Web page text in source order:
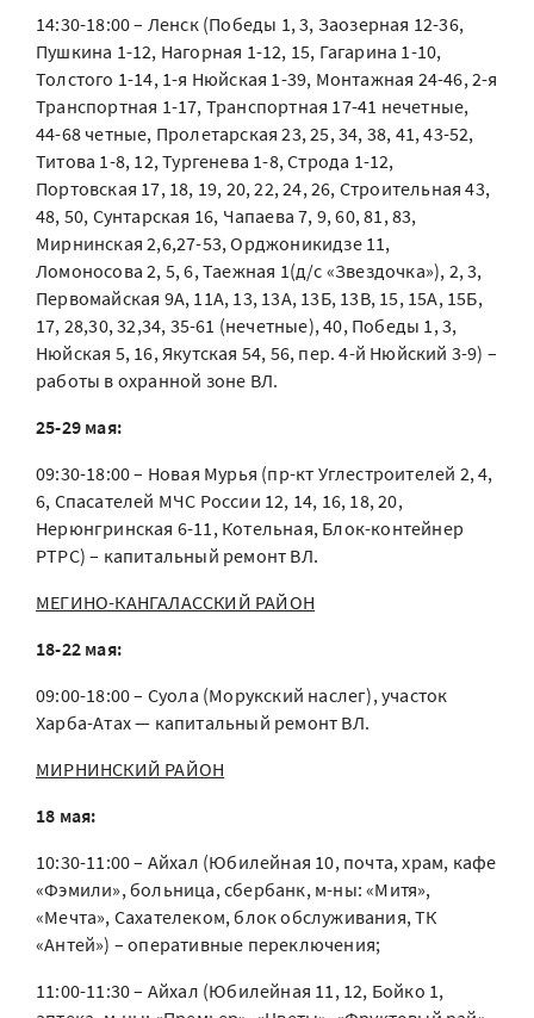
14:30-18:00 – Ленск (Победы 1, 3, Заозерная 12-36,
Пушкина 1-12, Нагорная 1-12, 15, Гагарина 1-10,
Толстого 1-14, 1-я Нюйская 1-39, Монтажная 24-46, 2-я
Транспортная 1-17, Транспортная 17-41 нечетные,
44-68 четные, Пролетарская 23, 25, 34, 38, 41, 43-52,
Титова 1-8, 12, Тургенева 1-8, Строда 1-12,
Портовская 17, 18, 19, 20, 22, 24, 26, Строительная 43,
48, 50, Сунтарская 16, Чапаева 7, 9, 60, 81, 83,
Мирнинская 2,6,27-53, Орджоникидзе 11,
Ломоносова 2, 5, 6, Таежная 1(д/с «Звездочка»), 2, 3,
Первомайская 9А, 11А, 13, 13А, 13Б, 13В, 15, 15А, 15Б,
17, 28,30, 32,34, 35-61 (нечетные), 40, Победы 1, 3,
Нюйская 5, 16, Якутская 54, 56, пер. 4-й Нюйский 3-9) –
работы в охранной зоне ВЛ.
25-29 мая:
09:30-18:00 – Новая Мурья (пр-кт Углестроителей 2, 4,
6, Спасателей МЧС России 12, 14, 16, 18, 20,
Нерюнгринская 6-11, Котельная, Блок-контейнер
РТРС) – капитальный ремонт ВЛ.
МЕГИНО-КАНГАЛАССКИЙ РАЙОН
18-22 мая:
09:00-18:00 – Суола (Морукский наслег), участок
Харба-Атах — капитальный ремонт ВЛ.
МИРНИНСКИЙ РАЙОН
18 мая:
10:30-11:00 – Айхал (Юбилейная 10, почта, храм, кафе
«Фэмили», больница, сбербанк, м-ны: «Митя»,
«Мечта», Сахателеком, блок обслуживания, ТК
«Антей») – оперативные переключения;
11:00-11:30 – Айхал (Юбилейная 11, 12, Бойко 1,